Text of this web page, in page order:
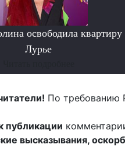
освободила квартиру
Лурье
По требованию
публикации
высказывания,